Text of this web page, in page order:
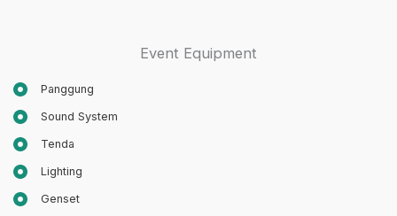
Event Equipment
Panggung
Sound System
Tenda
Lighting
Genset